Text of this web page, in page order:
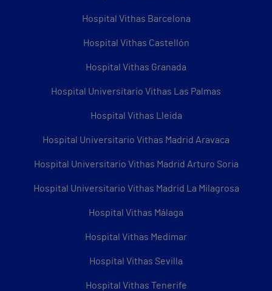
Hospital Vithas Barcelona
Hospital Vithas Castellón
Hospital Vithas Granada
Hospital Universitario Vithas Las Palmas
Hospital Vithas Lleida
Hospital Universitario Vithas Madrid Aravaca
Hospital Universitario Vithas Madrid Arturo Soria
Hospital Universitario Vithas Madrid La Milagrosa
Hospital Vithas Málaga
Hospital Vithas Medimar
Hospital Vithas Sevilla
Hospital Vithas Tenerife